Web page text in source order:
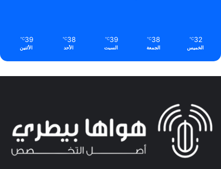
32
℃
الخميس
38
℃
الجمعة
39
℃
السبت
38
℃
الأحد
39
℃
الأثنين